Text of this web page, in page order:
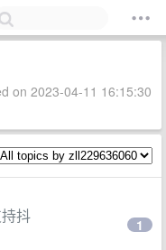
on 2023-04-11 16:15:30
抖
1